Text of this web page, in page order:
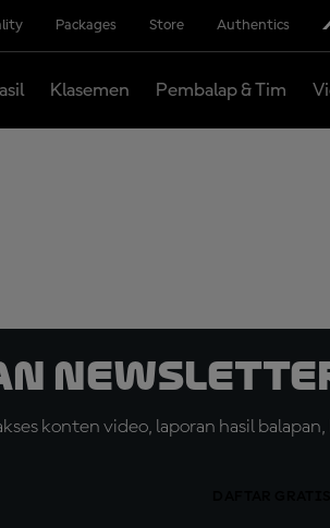
Packages Store Authentics
Klasemen Pembalap & Tim
Newsletter
konten video, laporan hasil